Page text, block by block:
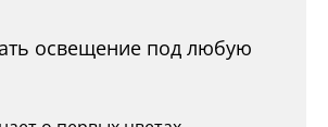
освещение под любую